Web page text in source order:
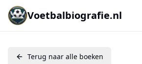
Voetbalbiografie.nl
Terug naar alle boeken